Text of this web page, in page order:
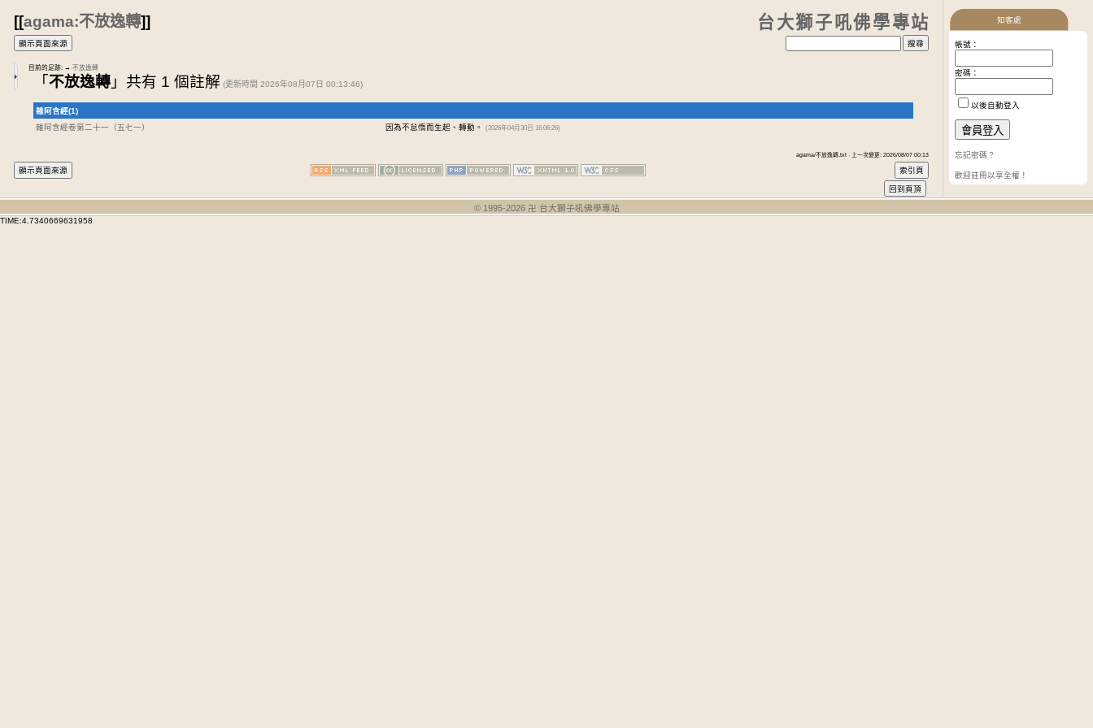
[[agama:不放逸轉]] 台大獅子吼佛學專站
目前的足跡: → 不放逸轉
「 不放逸轉」共有 1 個註解 (更新時間 2026年08月07日 00:13:46)
雜阿含經(1)
雜阿含經卷第二十一 （五七一） 因為不怠惰而生起、轉動。 (2026年04月30日 16:06:26)
agama/不放逸轉.txt · 上一次變更: 2026/08/07 00:13
知客處
帳號：
密碼：
以後自動登入
忘記密碼？
歡迎註冊以享全權！
© 1995-2026 卍 台大獅子吼佛學專站
TIME:4.7340669631958